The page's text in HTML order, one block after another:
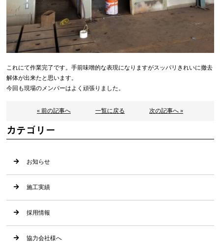
これにて作業完了です。手前味噌的な表現になりますがスッパリきれいに撤去
解体が出来たと思います。
今回も現場のメンバーはよく頑張りました。
« 前の記事へ 一覧に戻る 次の記事へ »
カテゴリー
お知らせ
施工実績
採用情報
協力会社様へ